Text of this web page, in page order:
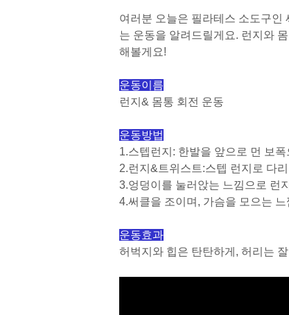
여러분 오늘은 필라테스 소도구인
는 운동을 알려드릴게요. 런지와
해볼게요!
운동이름
런지& 몸통 회전 운동
운동방법
1.스텝런지: 한발을 앞으로 먼 보
2.런지&트위스트:스텝 런지로 다
3.엉덩이를 눌러앉는 느낌으로 런
4.써클을 조이며, 가슴을 모으는
운동효과
허벅지와 힙은 탄탄하게, 허리는